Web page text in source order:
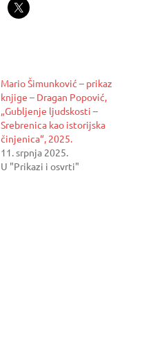
Mario Šimunković – prikaz
knjige – Dragan Popović,
„Gubljenje ljudskosti –
Srebrenica kao istorijska
činjenica“, 2025.
11. srpnja 2025.
U "Prikazi i osvrti"